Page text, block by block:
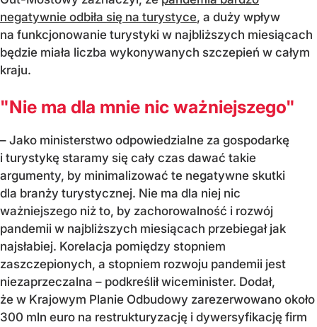
negatywnie odbiła się na turystyce, a duży wpływ
na funkcjonowanie turystyki w najbliższych miesiącach
będzie miała liczba wykonywanych szczepień w całym
kraju.
"Nie ma dla mnie nic ważniejszego"
– Jako ministerstwo odpowiedzialne za gospodarkę
i turystykę staramy się cały czas dawać takie
argumenty, by minimalizować te negatywne skutki
dla branży turystycznej. Nie ma dla niej nic
ważniejszego niż to, by zachorowalność i rozwój
pandemii w najbliższych miesiącach przebiegał jak
najsłabiej. Korelacja pomiędzy stopniem
zaszczepionych, a stopniem rozwoju pandemii jest
niezaprzeczalna – podkreślił wiceminister. Dodał,
że w Krajowym Planie Odbudowy zarezerwowano około
300 mln euro na restrukturyzację i dywersyfikację firm